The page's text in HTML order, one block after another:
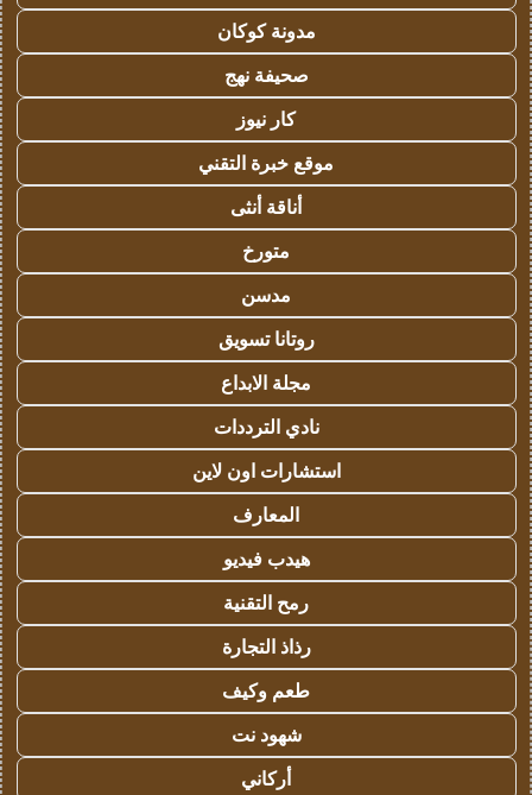
مدونة كوكان
صحيفة نهج
كار نيوز
موقع خبرة التقني
أناقة أنثى
متورخ
مدسن
روتانا تسويق
مجلة الابداع
نادي الترددات
استشارات اون لاين
المعارف
هيدب فيديو
رمح التقنية
رذاذ التجارة
طعم وكيف
شهود نت
أركاني